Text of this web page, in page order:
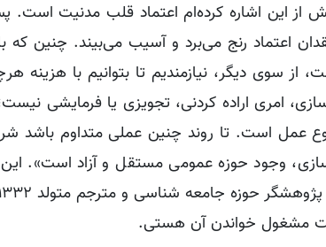
این اشاره کرده‌ام اعتماد قلب مدنیت است.
اعتماد رنج می‌برد و آسیب می‌بیند. چنین که
سوی دیگر، نیازمندیم تا بتوانیم با هزینه
امری اراده کردنی، تجویزی یا فرمایشی
است. تا روند چنین عملی متداوم باشد
وجود حوزه عمومی مستقل و آزاد است».
مشغول خواندن آن هستی.